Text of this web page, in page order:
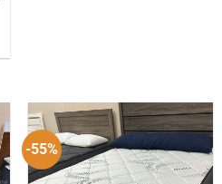
-55%